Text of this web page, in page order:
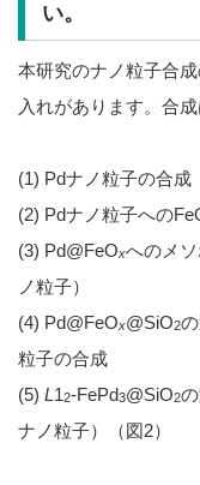
い。
本研究のナノ粒子合
入れがあります。合
(1) Pdナノ粒子の合成
(2) Pdナノ粒子への
(3) Pd@FeOxへのメ
ノ粒子）
(4) Pd@FeOx@SiO2
粒子の合成
(5) L12-FePd3@SiO2
ナノ粒子）（図2）